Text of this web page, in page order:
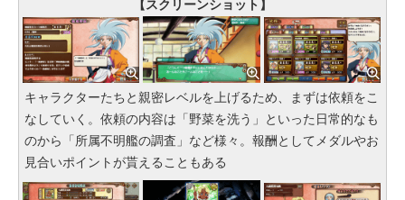
【スクリーンショット】
キャラクターたちと親密レベルを上げるため、まずは依頼をこ
なしていく。依頼の内容は「野菜を洗う」といった日常的なも
のから「所属不明艦の調査」など様々。報酬としてメダルやお
見合いポイントが貰えることもある